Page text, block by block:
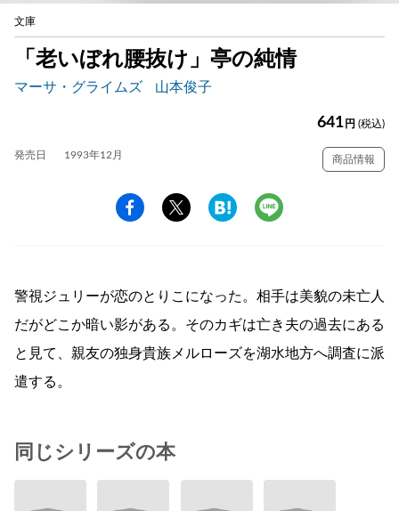
文庫
「老いぼれ腰抜け」亭の純情
マーサ・グライムズ 山本俊子
641 円 (税込)
発売日 1993年12月 商品情報
警視ジュリーが恋のとりこになった。相手は美貌の未亡人
だがどこか暗い影がある。そのカギは亡き夫の過去にある
と見て、親友の独身貴族メルローズを湖水地方へ調査に派
遣する。
同じシリーズの本